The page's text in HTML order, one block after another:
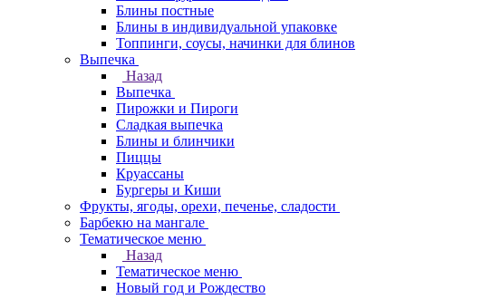
Блины постные
Блины в индивидуальной упаковке
Топпинги, соусы, начинки для блинов
Выпечка
Назад
Выпечка
Пирожки и Пироги
Сладкая выпечка
Блины и блинчики
Пиццы
Круасcаны
Бургеры и Киши
Фрукты, ягоды, орехи, печенье, сладости
Барбекю на мангале
Тематическое меню
Назад
Тематическое меню
Новый год и Рождество